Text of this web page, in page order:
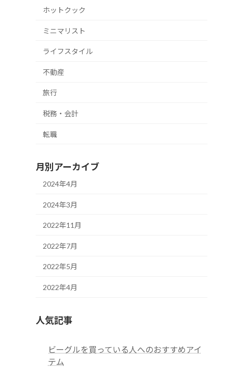
ホットクック
ミニマリスト
ライフスタイル
不動産
旅行
税務・会計
転職
月別アーカイブ
2024年4月
2024年3月
2022年11月
2022年7月
2022年5月
2022年4月
人気記事
ビーグルを買っている人へのおすすめアイ
テム